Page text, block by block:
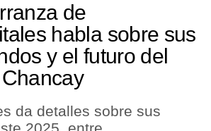
de
habla sobre sus
y el futuro del
da detalles sobre sus